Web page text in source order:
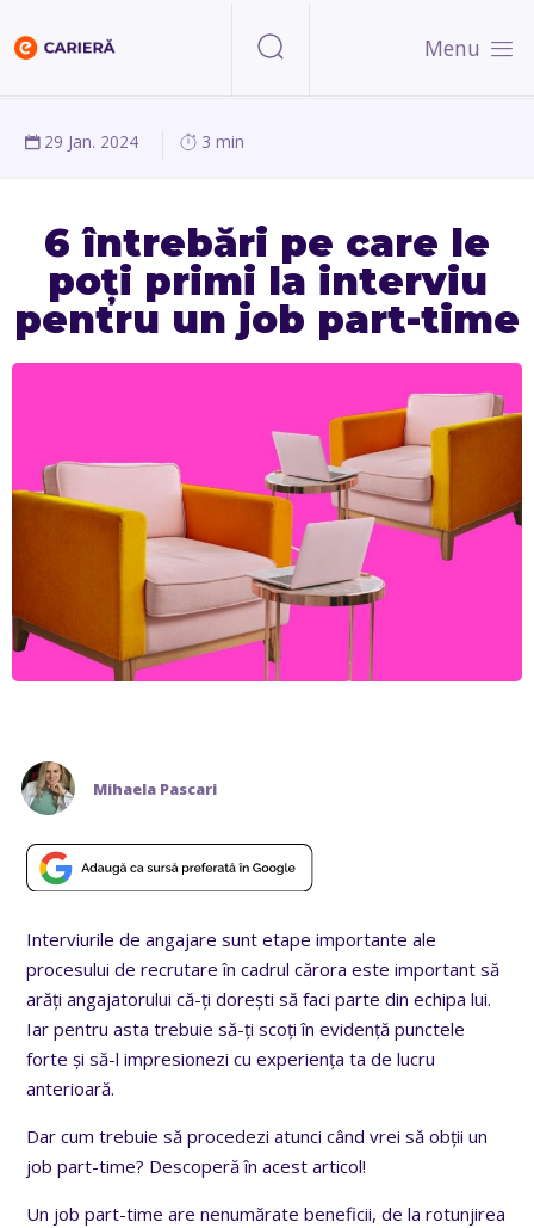
Menu
29 Jan. 2024 3 min
6 întrebări pe care le
poți primi la interviu
pentru un job part-time
Mihaela Pascari
Interviurile de angajare sunt etape importante ale
procesului de recrutare în cadrul cărora este important să
arăți angajatorului că-ți dorești să faci parte din echipa lui.
Iar pentru asta trebuie să-ți scoți în evidență punctele
forte și să-l impresionezi cu experiența ta de lucru
anterioară.
Dar cum trebuie să procedezi atunci când vrei să obții un
job part-time? Descoperă în acest articol!
Un job part-time are nenumărate beneficii, de la rotunjirea